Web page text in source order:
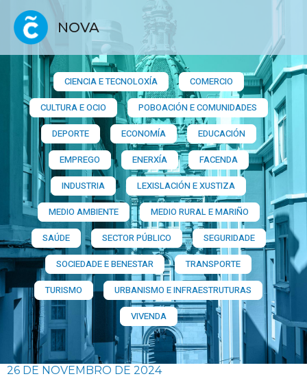
NOVA
CIENCIA E TECNOLOXÍA
COMERCIO
CULTURA E OCIO
POBOACIÓN E COMUNIDADES
DEPORTE
ECONOMÍA
EDUCACIÓN
EMPREGO
ENERXÍA
FACENDA
INDUSTRIA
LEXISLACIÓN E XUSTIZA
MEDIO AMBIENTE
MEDIO RURAL E MARIÑO
SAÚDE
SECTOR PÚBLICO
SEGURIDADE
SOCIEDADE E BENESTAR
TRANSPORTE
TURISMO
URBANISMO E INFRAESTRUTURAS
VIVENDA
26 DE NOVEMBRO DE 2024